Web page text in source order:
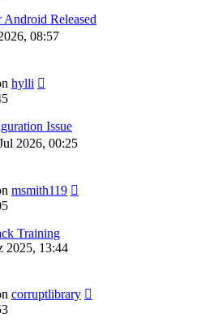
Released
08:57
hylli
Issue
2026, 00:25
msmith119
Training
2025, 13:44
corruptlibrary